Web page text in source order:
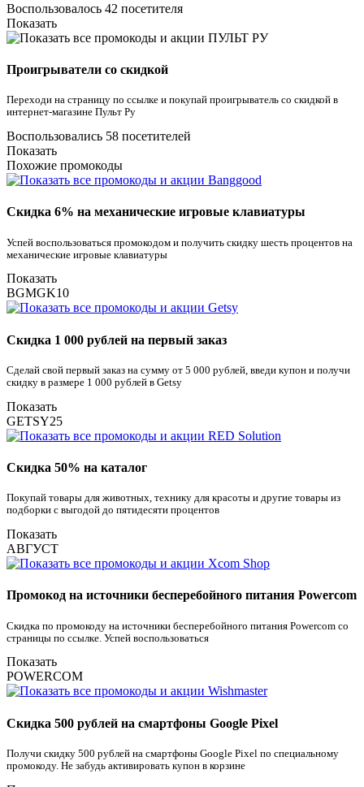
Воспользовалось 42 посетителя
Показать
Проигрыватели со скидкой
Переходи на страницу по ссылке и покупай проигрыватель со скидкой в
интернет-магазине Пульт Ру
Воспользовались 58 посетителей
Показать
Похожие промокоды
Скидка 6% на механические игровые клавиатуры
Успей воспользоваться промокодом и получить скидку шесть процентов на
механические игровые клавиатуры
Показать
BGMGK10
Скидка 1 000 рублей на первый заказ
Сделай свой первый заказ на сумму от 5 000 рублей, введи купон и получи
скидку в размере 1 000 рублей в Getsy
Показать
GETSY25
Скидка 50% на каталог
Покупай товары для животных, технику для красоты и другие товары из
подборки с выгодой до пятидесяти процентов
Показать
АВГУСТ
Промокод на источники бесперебойного питания Powercom
Скидка по промокоду на источники бесперебойного питания Powercom со
страницы по ссылке. Успей воспользоваться
Показать
POWERCOM
Скидка 500 рублей на смартфоны Google Pixel
Получи скидку 500 рублей на смартфоны Google Pixel по специальному
промокоду. Не забудь активировать купон в корзине